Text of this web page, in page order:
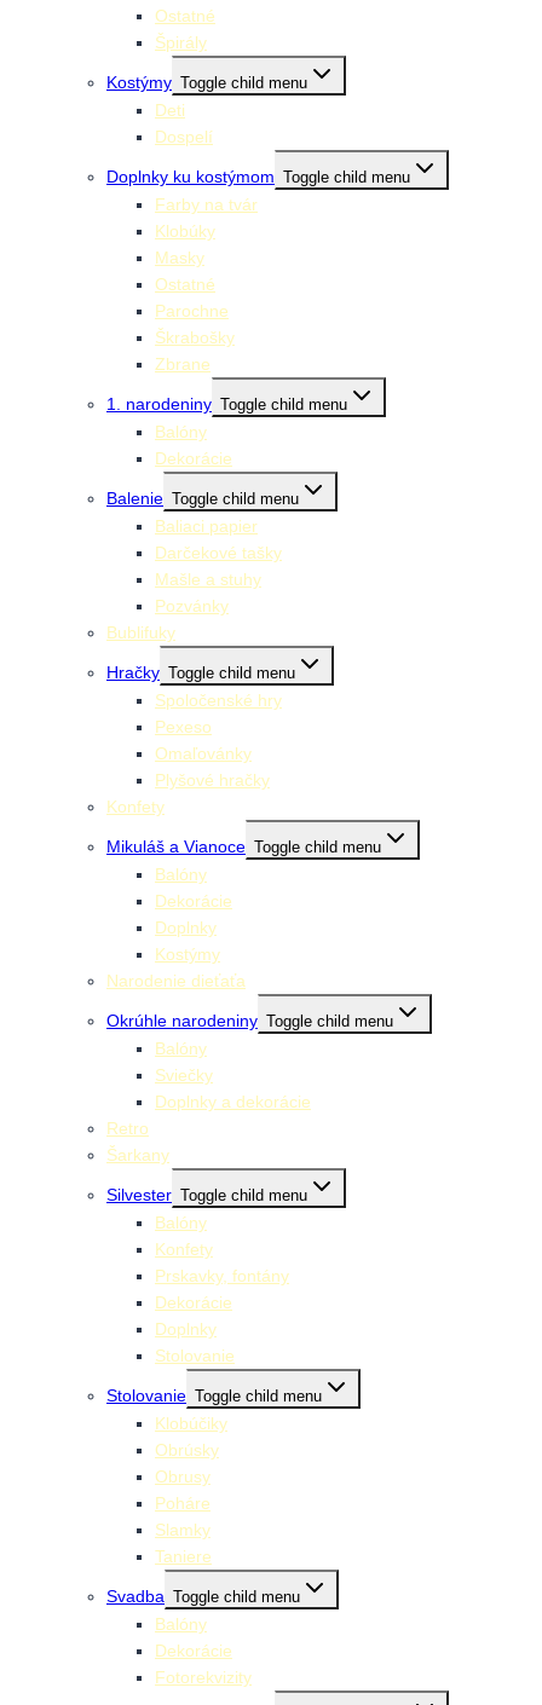
Ostatné
Špirály
Kostýmy Toggle child menu
Deti
Dospelí
Doplnky ku kostýmom Toggle child menu
Farby na tvár
Klobúky
Masky
Ostatné
Parochne
Škrabošky
Zbrane
1. narodeniny Toggle child menu
Balóny
Dekorácie
Balenie Toggle child menu
Baliaci papier
Darčekové tašky
Mašle a stuhy
Pozvánky
Bublifuky
Hračky Toggle child menu
Spoločenské hry
Pexeso
Omaľovánky
Plyšové hračky
Konfety
Mikuláš a Vianoce Toggle child menu
Balóny
Dekorácie
Doplnky
Kostýmy
Narodenie dieťaťa
Okrúhle narodeniny Toggle child menu
Balóny
Sviečky
Doplnky a dekorácie
Retro
Šarkany
Silvester Toggle child menu
Balóny
Konfety
Prskavky, fontány
Dekorácie
Doplnky
Stolovanie
Stolovanie Toggle child menu
Klobúčiky
Obrúsky
Obrusy
Poháre
Slamky
Taniere
Svadba Toggle child menu
Balóny
Dekorácie
Fotorekvizity